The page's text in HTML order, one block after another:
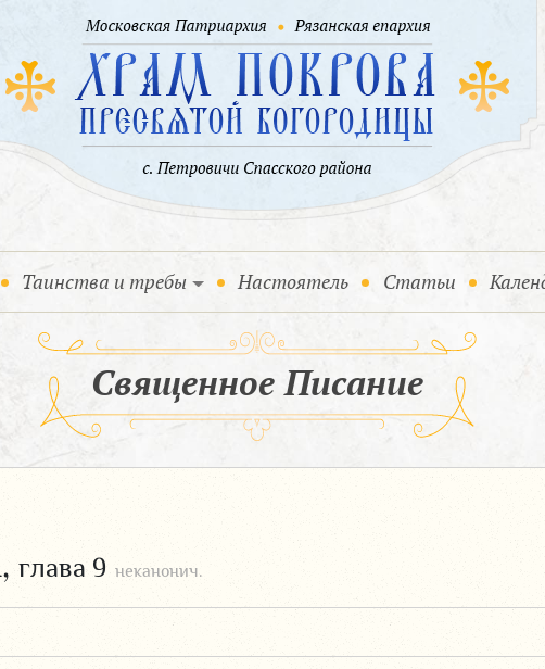
Таинства и требы Настоятель Статьи
Священное Писание
глава 9 неканонич.